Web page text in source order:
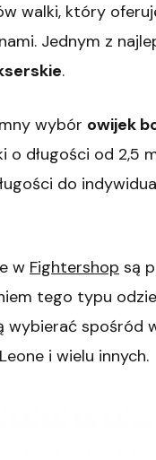
walki, który
Jednym z
.
wybór owijek
o długości od 2,5
do
w Fightershop są
tego typu
wybierać spośród
i wielu innych.